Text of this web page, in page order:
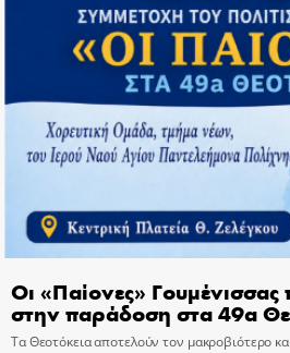
Οι «Παίονες»
στην παράδοση στα 49α
Τα Θεοτόκεια αποτελούν τον μακροβιότερο